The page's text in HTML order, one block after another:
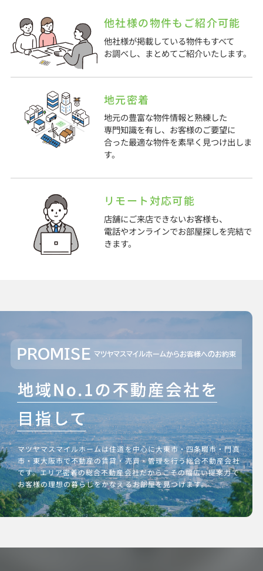
他社様の物件もご紹介可能
他社様が掲載している物件もすべて
お調べし、まとめてご紹介いたします。
地元密着
地元の豊富な物件情報と熟練した
専門知識を有し、お客様のご要望に
合った最適な物件を素早く見つけ出しま
す。
リモート対応可能
店舗にご来店できないお客様も、
電話やオンラインでお部屋探しを完結で
きます。
PROMISE マツヤマスマイルホームからお客様へのお約束
マツヤマスマイルホームは住道を中心に大東市・四条畷市・門真
市・東大阪市で不動産の賃貸・売買・管理を行う総合不動産会社
です。エリア密着の総合不動産会社だからこその幅広い提案力で
お客様の理想の暮らしをかなえるお部屋を見つけます。